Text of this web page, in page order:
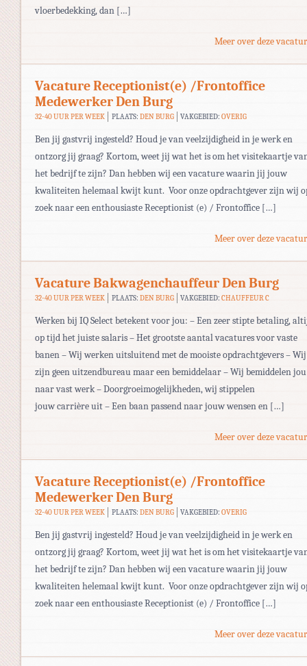
vloerbedekking, dan […]
Meer over deze
Vacature Receptionist(e) /Frontoffice
Medewerker Den Burg
32-40 UUR PER WEEK PLAATS: DEN BURG VAKGEBIED:OVERIG
Ben jij gastvrij ingesteld? Houd je van veelzijdigheid in je werk en
ontzorg jij graag? Kortom, weet jij wat het is om het visitekaartje
het bedrijf te zijn? Dan hebben wij een vacature waarin jij jouw
kwaliteiten helemaal kwijt kunt. Voor onze opdrachtgever zijn wij
zoek naar een enthousiaste Receptionist (e) / Frontoffice […]
Meer over deze
Vacature Bakwagenchauffeur Den Burg
32-40 UUR PER WEEK PLAATS: DEN BURG VAKGEBIED:CHAUFFEUR C
Werken bij IQ Select betekent voor jou: – Een zeer stipte betaling,
op tijd het juiste salaris – Het grootste aantal vacatures voor vaste
banen – Wij werken uitsluitend met de mooiste opdrachtgevers – Wij
zijn geen uitzendbureau maar een bemiddelaar – Wij bemiddelen jou
naar vast werk – Doorgroeimogelijkheden, wij stippelen
jouw carrière uit – Een baan passend naar jouw wensen en […]
Meer over deze
Vacature Receptionist(e) /Frontoffice
Medewerker Den Burg
32-40 UUR PER WEEK PLAATS: DEN BURG VAKGEBIED:OVERIG
Ben jij gastvrij ingesteld? Houd je van veelzijdigheid in je werk en
ontzorg jij graag? Kortom, weet jij wat het is om het visitekaartje
het bedrijf te zijn? Dan hebben wij een vacature waarin jij jouw
kwaliteiten helemaal kwijt kunt. Voor onze opdrachtgever zijn wij
zoek naar een enthousiaste Receptionist (e) / Frontoffice […]
Meer over deze